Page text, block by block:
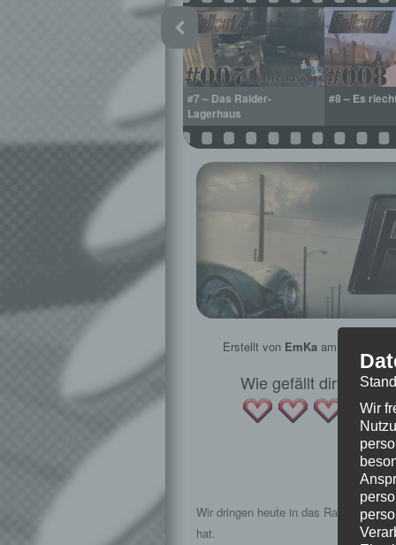
#7 – Das Raider-
Lagerhaus
#8 – Es
Erstellt von EmKa am
Wie gefällt dir dieser
Wir dringen heute in das Raider-
hat.
Wir